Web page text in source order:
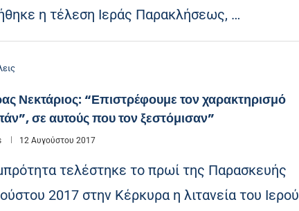
η τέλεση Ιεράς Παρακλήσεως, …
Νεκτάριος: “Επιστρέφουμε τον χαρακτηρισμό
σε αυτούς που τον ξεστόμισαν”
12 Αυγούστου 2017
τελέστηκε το πρωί της Παρασκευής
2017 στην Κέρκυρα η λιτανεία του Ιερού